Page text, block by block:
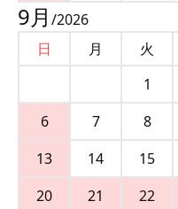
9月 /2026
日
月 火
1
6
7 8
13
14 15
20
21 22